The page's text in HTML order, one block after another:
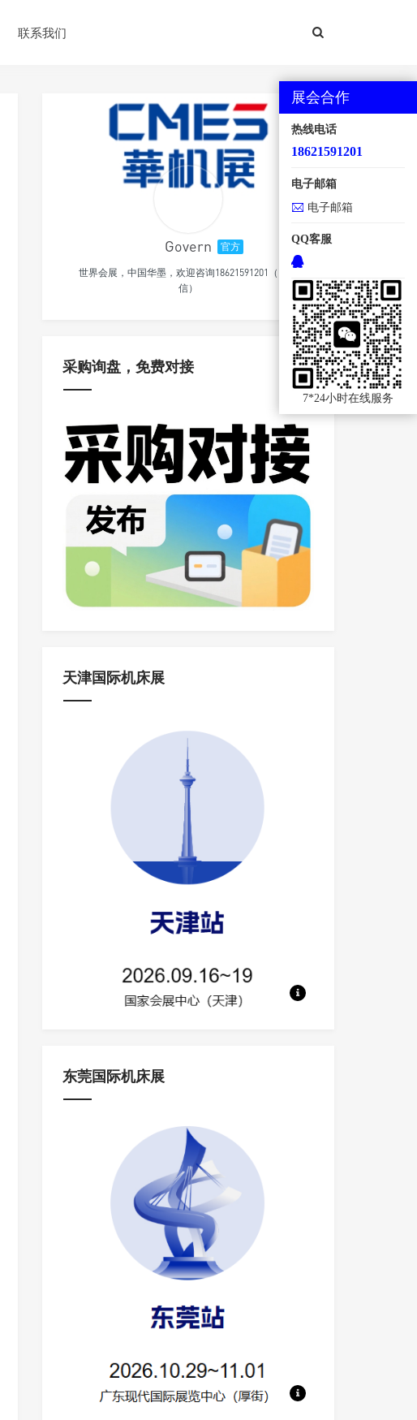
联系我们
Govern 官方
世界会展，中国华墨，欢迎咨询18621591201（同微
信）
采购询盘，免费对接
天津国际机床展
地点：国家会展中心（天津）
东莞国际机床展
地点：广东现代国际展览中心
展会合作
热线电话
18621591201
电子邮箱
电子邮箱
QQ客服
7*24小时在线服务